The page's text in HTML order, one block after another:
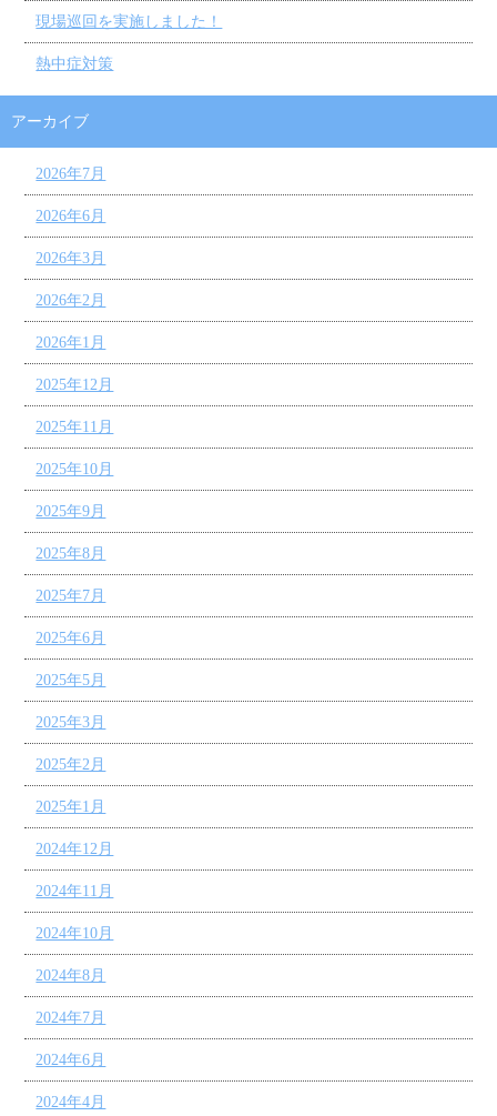
現場巡回を実施しました！
熱中症対策
アーカイブ
2026年7月
2026年6月
2026年3月
2026年2月
2026年1月
2025年12月
2025年11月
2025年10月
2025年9月
2025年8月
2025年7月
2025年6月
2025年5月
2025年3月
2025年2月
2025年1月
2024年12月
2024年11月
2024年10月
2024年8月
2024年7月
2024年6月
2024年4月